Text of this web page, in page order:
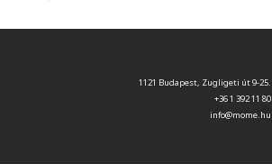
1121 Budapest, Zugligeti út 9-25.
+36 1 392 11 80
info@mome.hu